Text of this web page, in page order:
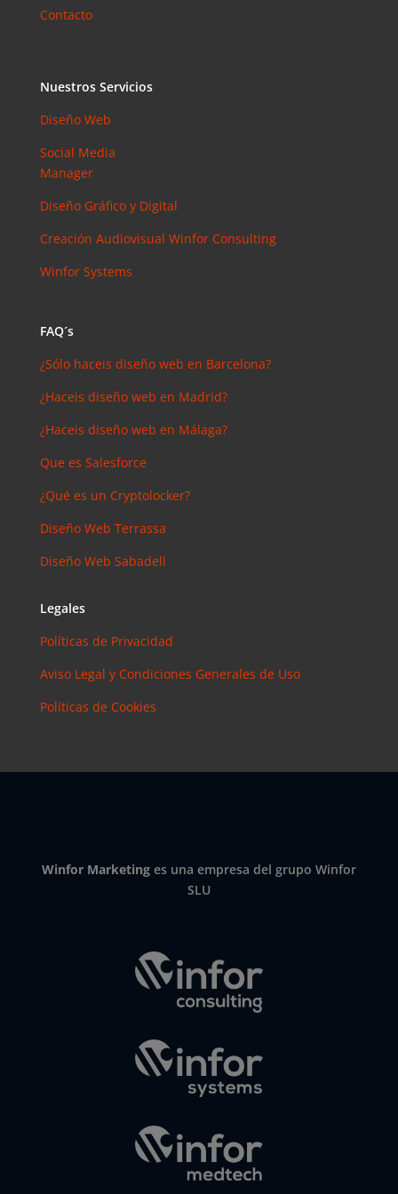
Eliasen
Las claves
para saber
cómo
invertir en
social
Contacto
Nuestros Servicios
Diseño Web
Social Media
Manager
Diseño Gráfico y Digital
Creación Audiovisual Winfor Consulting
Winfor Systems
FAQ´s
¿Sólo haceis diseño web en Barcelona?
¿Haceis diseño web en Madrid?
¿Haceis diseño web en Málaga?
Que es Salesforce
¿Qué es un Cryptolocker?
Diseño Web Terrassa
Diseño Web Sabadell
Legales
Políticas de Privacidad
Aviso Legal y Condiciones Generales de Uso
Políticas de Cookies
Winfor Marketinges una empresa del grupo Winfor
SLU